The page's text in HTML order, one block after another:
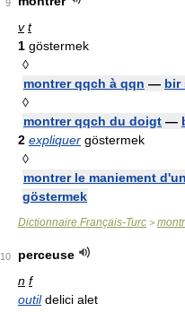
9
v t
1 göstermek
◊
montrer qqch à qqn — bir
◊
montrer qqch du doigt —
2 expliquer göstermek
◊
montrer le maniement
göstermek
Dictionnaire Français-Turc >
10
perceuse
n f
outildelici alet